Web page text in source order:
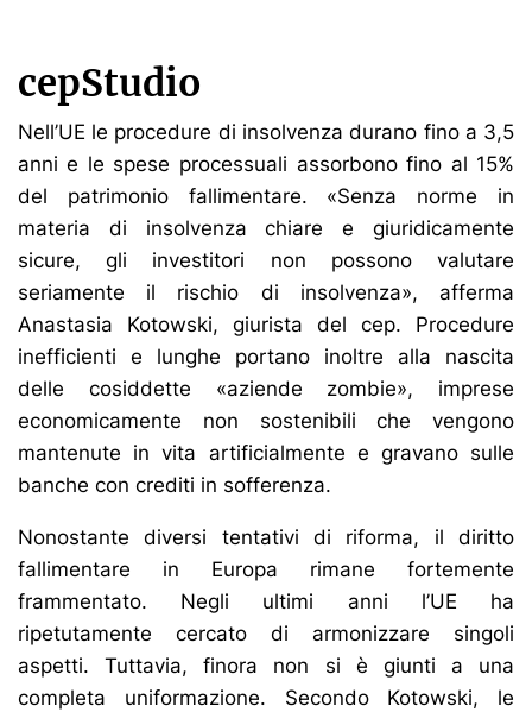
cepStudio
Nell’UE le procedure di insolvenza durano fino a 3,5
anni e le spese processuali assorbono fino al 15%
del patrimonio fallimentare. «Senza norme in
materia di insolvenza chiare e giuridicamente
sicure, gli investitori non possono valutare
seriamente il rischio di insolvenza», afferma
Anastasia Kotowski, giurista del cep. Procedure
inefficienti e lunghe portano inoltre alla nascita
delle cosiddette «aziende zombie», imprese
economicamente non sostenibili che vengono
mantenute in vita artificialmente e gravano sulle
banche con crediti in sofferenza.
Nonostante diversi tentativi di riforma, il diritto
fallimentare in Europa rimane fortemente
frammentato. Negli ultimi anni l’UE ha
ripetutamente cercato di armonizzare singoli
aspetti. Tuttavia, finora non si è giunti a una
completa uniformazione. Secondo Kotowski, le